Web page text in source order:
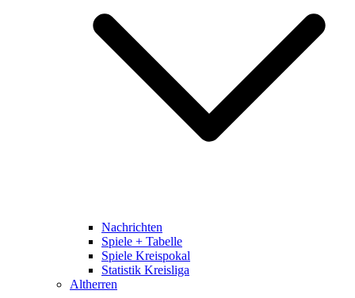
Nachrichten
Spiele + Tabelle
Spiele Kreispokal
Statistik Kreisliga
Altherren